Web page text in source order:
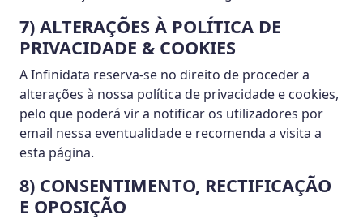
7) ALTERAÇÕES À POLÍTICA DE
PRIVACIDADE & COOKIES
A Infinidata reserva-se no direito de proceder a
alterações à nossa política de privacidade e cookies,
pelo que poderá vir a notificar os utilizadores por
email nessa eventualidade e recomenda a visita a
esta página.
8) CONSENTIMENTO, RECTIFICAÇÃO
E OPOSIÇÃO